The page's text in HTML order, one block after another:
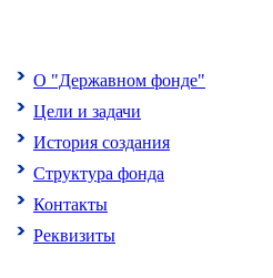
О "Державном фонде"
Цели и задачи
История создания
Структура фонда
Контакты
Реквизиты